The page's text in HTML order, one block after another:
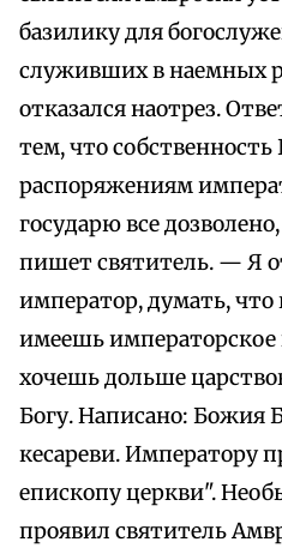
базилику для
служивших в наемных
отказался наотрез.
тем, что
распоряжениям
государю все
пишет святитель. — Я
император, думать,
имеешь императорское
хочешь дольше
Богу. Написано: Божия
кесареви. Императору
епископу церкви".
проявил святитель